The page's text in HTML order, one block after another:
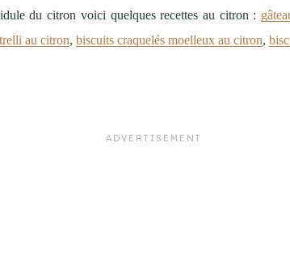
du citron voici quelques recettes au citron :
au citron, biscuits craquelés moelleux au citron,